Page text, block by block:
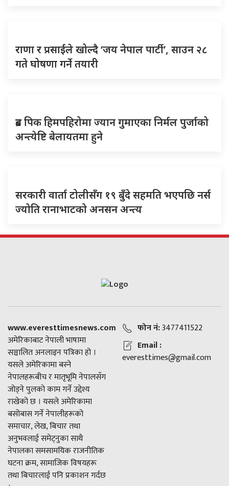
राणा र प्रसाईंले खोल्दै ‘जय नेपाल पार्टी’, साउन २८
गते घोषणा गर्ने तयारी
ब्रड पिक हिमपहिरोमा ज्यान गुमाएका निर्मल पुर्जाको
अन्त्येष्टि बेलायतमा हुने
सरकारी वार्ता टोलीसँग १९ बुँदे सहमति भएपछि नर्स
ज्योति रानाभाटको अनसन अन्त्य
www.everesttimesnews.com
अमेरिकाबाट नेपाली भाषामा
सञ्चालित अनलाइन पत्रिका हो ।
यसले अमेरिकामा बस्ने
नेपालहरूबीच र मातृभूमि नेपालसँग
जोड्ने पुलको काम गर्ने उद्देश्य
राखेको छ । यसले अमेरिकामा
बसोबास गर्ने नेपालीहरूको
समाचार, लेख, बिचार तथा
अनुभवलाई समेट्नुका साथै
नेपालका समसामयिक राजनीतिक
घटना क्रम, सामाजिक विषयहरू
तथा बिचारलाई पनि प्रकाशन गर्दछ
फोन नं:3477411522
Email :
everesttimes@gmail.com